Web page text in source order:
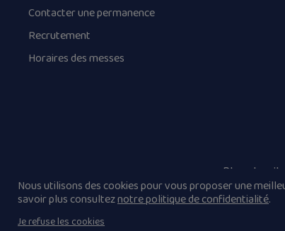
Contacter une permanence
Recrutement
Horaires des messes
Plan du site
Nous utilisons des cookies pour vous proposer une
savoir plus consulteznotre politique de confidentialité.
Je refuse les cookies